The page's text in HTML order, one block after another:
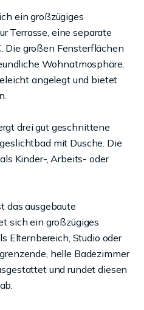
ein großzügiges
Terrasse, eine separate
Die großen Fensterflächen
Wohnatmosphäre.
angelegt und bietet
drei gut geschnittene
mit Dusche. Die
Kinder-, Arbeits- oder
das ausgebaute
sich ein großzügiges
Elternbereich, Studio oder
helle Badezimmer
und rundet diesen